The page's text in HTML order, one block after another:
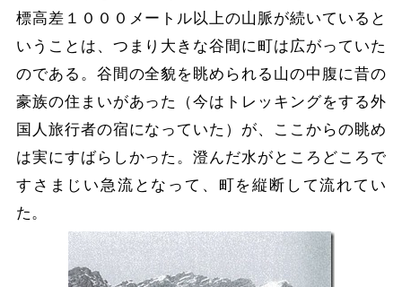
標高差１０００メートル以上の山脈が続いていると
いうことは、つまり大きな谷間に町は広がっていた
のである。谷間の全貌を眺められる山の中腹に昔の
豪族の住まいがあった（今はトレッキングをする外
国人旅行者の宿になっていた）が、ここからの眺め
は実にすばらしかった。澄んだ水がところどころで
すさまじい急流となって、町を縦断して流れてい
た。